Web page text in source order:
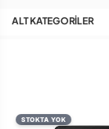
ALT KATEGORILER
STOKTA YOK